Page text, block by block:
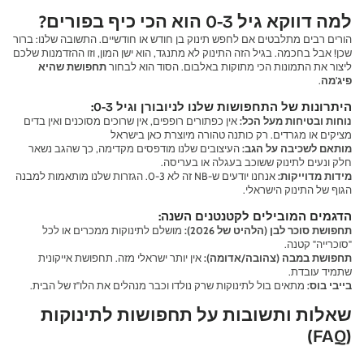
למה דווקא גיל 0-3 הוא הכי כיף בפורים?
הורים רבים מתלבטים אם לחפש תינוק בן חודש או חודשיים. התשובה שלנו: ברור
שכן! אבל בחכמה. בגיל הזה התינוק לא מתנגד, הוא ישן המון, וזו ההזדמנות שלכם
ליצור את התמונות הכי מתוקות באלבום. הסוד הוא לבחור תחפושת שהיא
פיג'מה.
היתרונות של התחפושות שלנו לניובורן וגיל 0-3:
נוחות ובטיחות מעל הכל: אין כפתורים רופפים, אין שרוכים מסוכנים ואין בדים
מציקים או מגרדים. רק כותנה טהורה מיוצרת כאן בישראל
מותאם לשכיבה על הגב: העיצובים שלנו מודפסים מקדימה, כך שהגב נשאר
חלק ונעים לתינוק ששוכב בעגלה או בעריסה.
מידות מדוייקות:
אנחנו יודעים ש-NB זה לא 0-3. הגזרות שלנו מותאמות למבנה
הגוף של התינוק הישראלי.
הדגמים המובילים לקטנטנים השנה:
תחפושת סוכר לבן (הלהיט של 2026):
מושלם לתינוקות ממכרים או לכל
"סוכרייה" קטנה.
תחפושת במבה (צהובה/אדומה): אין יותר ישראלי מזה. תחפושת אייקונית
שתמיד עובדת.
בייבי בוס: מתאים בול לתינוקות שרק נולדו וכבר מנהלים את הלו"ז של הבית.
שאלות ותשובות על תחפושות לתינוקות
(FAQ)